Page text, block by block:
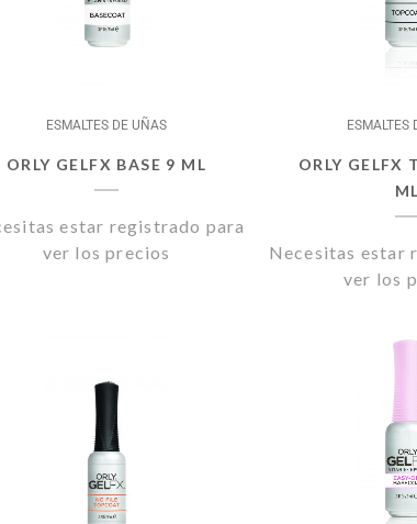
ESMALTES DE UÑAS
ORLY GELFX BASE 9 ML
estar registrado para
ver los precios
ESMALTES
ORLY GELFX
ML
Necesitas estar
ver los